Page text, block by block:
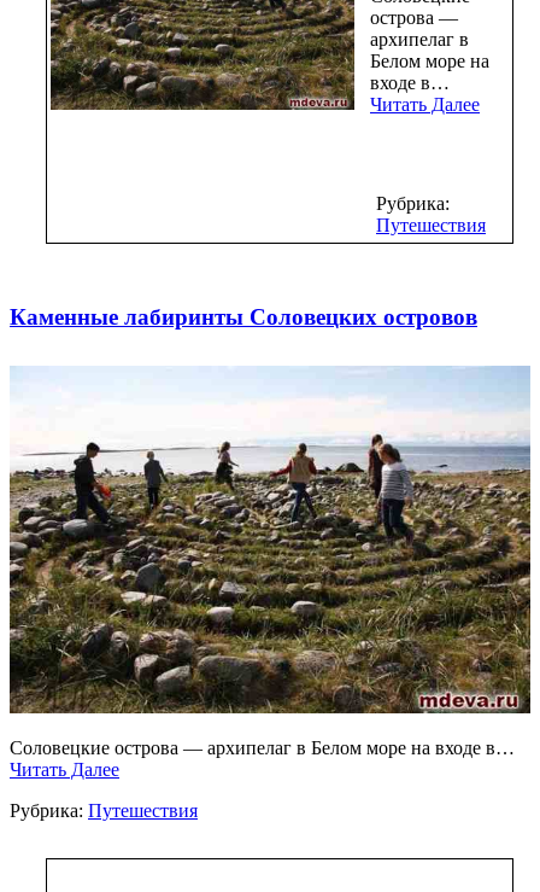
острова —
архипелаг в
Белом море на
входе в…
Читать Далее
Рубрика:
Путешествия
Каменные лабиринты Соловецких островов
Соловецкие острова — архипелаг в Белом море на входе в…
Читать Далее
Рубрика: Путешествия